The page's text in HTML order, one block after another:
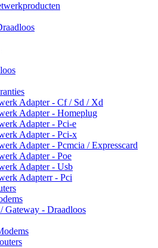
Adapter - Cf / Sd / Xd
Adapter - Homeplug
Adapter - Pci-e
Adapter - Pci-x
Adapter - Pcmcia / Expresscard
Adapter - Poe
Adapter - Usb
Adapterr - Pci
Gateway - Draadloos